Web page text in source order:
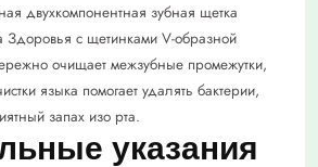
двухкомпонентная зубная щетка
Здоровья с щетинками V-образной
очищает межзубные промежутки,
языка помогает удалять бактерии,
запах изо рта.
указания